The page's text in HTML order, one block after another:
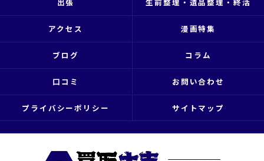
アクセス 漫画特集
ブログ コラム
口コミ お問い合わせ
プライバシーポリシー サイトマップ